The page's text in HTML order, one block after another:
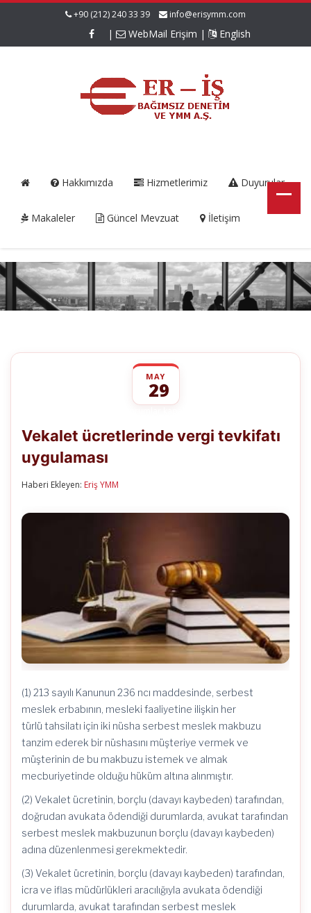
+90 (212) 240 33 39 info@erisymm.com
| WebMail Erişim | English
Hakkımızda Hizmetlerimiz Duyurular
Makaleler Güncel Mevzuat İletişim
MAY
29
vergi
tevkifatı
Vekalet ücretlerinde vergi tevkifatı
uygulaması
Haberi Ekleyen: Eriş YMM
(1) 213 sayılı Kanunun 236 ncı maddesinde, serbest
meslek erbabının, mesleki faaliyetine ilişkin her
türlü tahsilatı için iki nüsha serbest meslek makbuzu
tanzim ederek bir nüshasını müşteriye vermek ve
müşterinin de bu makbuzu istemek ve almak
mecburiyetinde olduğu hüküm altına alınmıştır.
(2) Vekalet ücretinin, borçlu (davayı kaybeden) tarafından,
doğrudan avukata ödendiği durumlarda, avukat tarafından
serbest meslek makbuzunun borçlu (davayı kaybeden)
adına düzenlenmesi gerekmektedir.
(3) Vekalet ücretinin, borçlu (davayı kaybeden) tarafından,
icra ve iflas müdürlükleri aracılığıyla avukata ödendiği
durumlarda, avukat tarafından serbest meslek